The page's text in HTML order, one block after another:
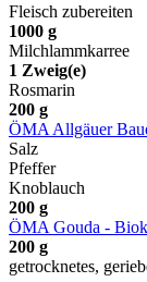
Fleisch zubereiten
1000 g
Milchlammkarree
1 Zweig(e)
Rosmarin
200 g
ÖMA Allgäuer
Salz
Pfeffer
Knoblauch
200 g
ÖMA Gouda -
200 g
getrocknetes,